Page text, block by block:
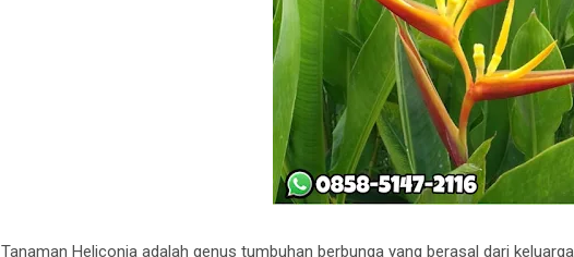
Tanaman Heliconia adalah genus tumbuhan berbunga yang berasal dari keluarga